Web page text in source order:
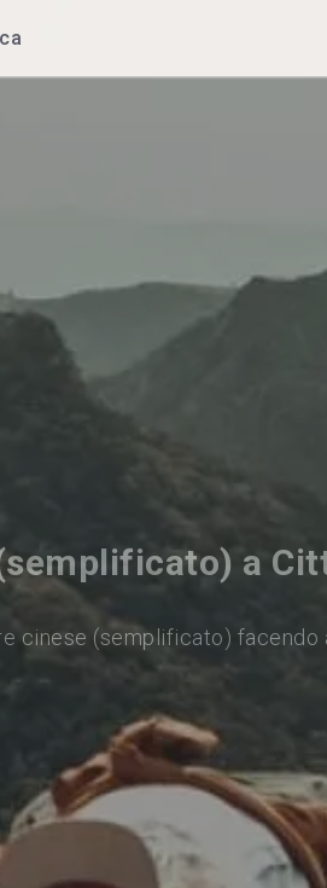
a
cinese (semplificato) facendo